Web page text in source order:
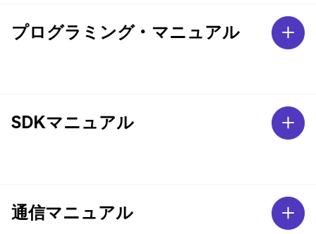
プログラミング・マニュアル
SDKマニュアル
通信マニュアル